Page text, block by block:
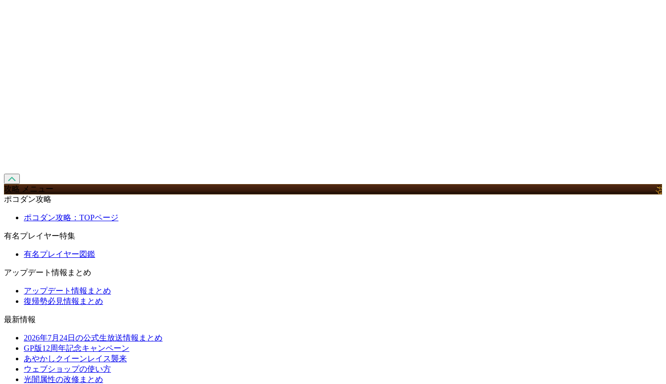
攻略 メニュー
ポコダン攻略
ポコダン攻略：TOPページ
有名プレイヤー特集
有名プレイヤー図鑑
アップデート情報まとめ
アップデート情報まとめ
復帰勢必見情報まとめ
最新情報
2026年7月24日の公式生放送情報まとめ
GP版12周年記念キャンペーン
あやかしクイーンレイス襲来
ウェブショップの使い方
光闇属性の改修まとめ